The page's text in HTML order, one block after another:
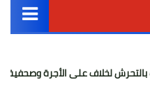
أخبار مصر
على الأجرة وصحفية وهمية